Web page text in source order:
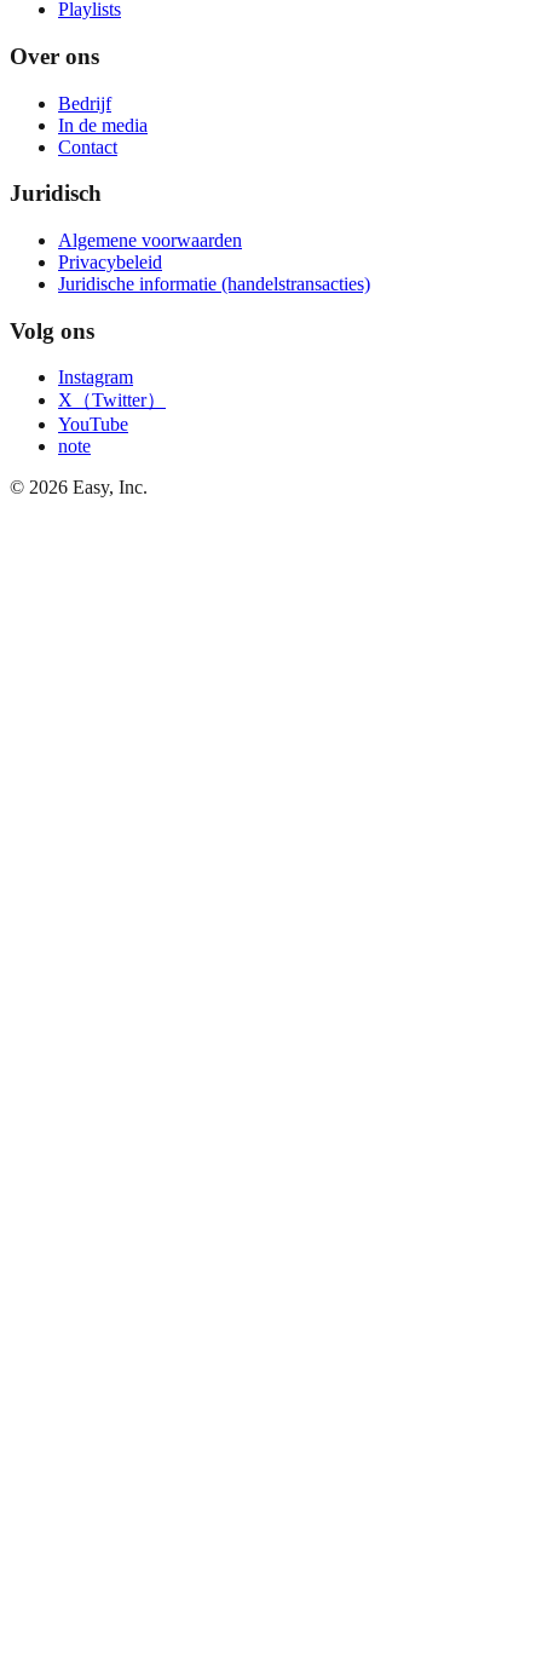
Playlists
Over ons
Bedrijf
In de media
Contact
Juridisch
Algemene voorwaarden
Privacybeleid
Juridische informatie (handelstransacties)
Volg ons
Instagram
X（Twitter）
YouTube
note
© 2026 Easy, Inc.